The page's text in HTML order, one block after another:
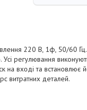
220 В, 1ф, 50/60 Гц.
Усі регулювання
на вході та встановлює
витратних деталей.